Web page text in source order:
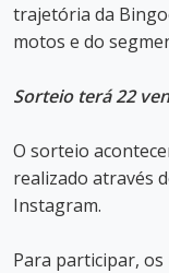
trajetória da
motos e do
Sorteio terá 22
O sorteio
realizado através
Instagram.
Para participar,